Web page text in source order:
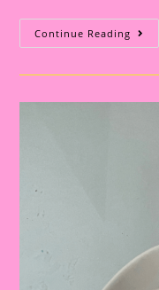
Continue Reading
O